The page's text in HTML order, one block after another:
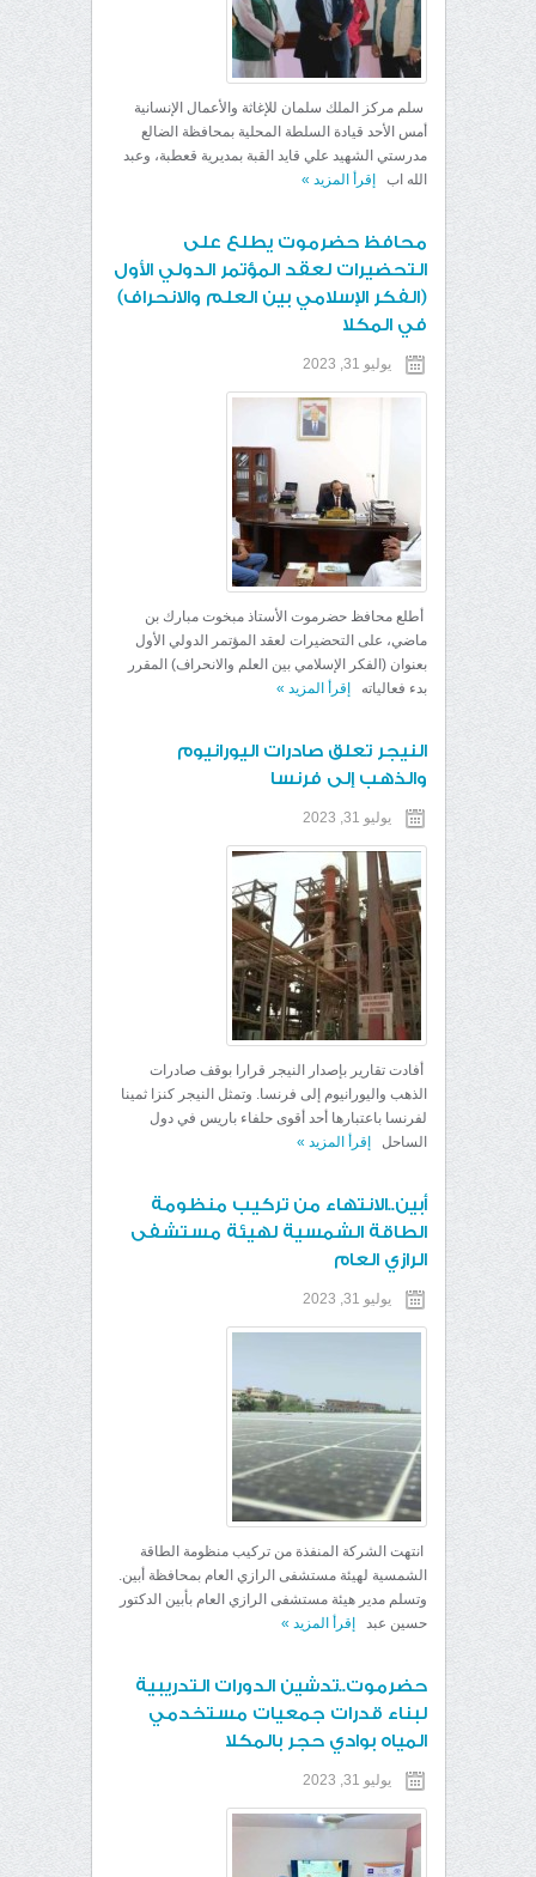
سلم مركز الملك سلمان للإغاثة والأعمال الإنسانية
أمس الأحد قيادة السلطة المحلية بمحافظة الضالع
مدرستي الشهيد علي قايد القبة بمديرية قعطبة، وعبد
الله اب
إقرأ المزيد »
محافظ حضرموت يطلع على
التحضيرات لعقد المؤتمر الدولي الأول
(الفكر الإسلامي بين العلم والانحراف)
في المكلا
يوليو 31, 2023
أطلع محافظ حضرموت الأستاذ مبخوت مبارك بن
ماضي، على التحضيرات لعقد المؤتمر الدولي الأول
بعنوان (الفكر الإسلامي بين العلم والانحراف) المقرر
بدء فعالياته
إقرأ المزيد »
النيجر تعلق صادرات اليورانيوم
والذهب إلى فرنسا
يوليو 31, 2023
أفادت تقارير بإصدار النيجر قرارا بوقف صادرات
الذهب واليورانيوم إلى فرنسا. وتمثل النيجر كنزا ثمينا
لفرنسا باعتبارها أحد أقوى حلفاء باريس في دول
الساحل
إقرأ المزيد »
أبين..الانتهاء من تركيب منظومة
الطاقة الشمسية لهيئة مستشفى
الرازي العام
يوليو 31, 2023
انتهت الشركة المنفذة من تركيب منظومة الطاقة
الشمسية لهيئة مستشفى الرازي العام بمحافظة أبين.
وتسلم مدير هيئة مستشفى الرازي العام بأبين الدكتور
حسين عبد
إقرأ المزيد »
حضرموت..تدشين الدورات التدريبية
لبناء قدرات جمعيات مستخدمي
المياه بوادي حجر بالمكلا
يوليو 31, 2023